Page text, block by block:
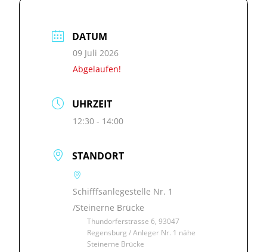
DATUM
09 Juli 2026
Abgelaufen!
UHRZEIT
12:30 - 14:00
STANDORT
Schifffsanlegestelle Nr. 1
/Steinerne Brücke
Thundorferstrasse 6, 93047
Regensburg / Anleger Nr. 1 nähe
Steinerne Brücke